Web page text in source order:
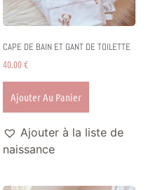
CAPE DE BAIN ET GANT DE TOILETTE
40.00€
Ajouter Au Panier
Ajouter à la liste de
naissance